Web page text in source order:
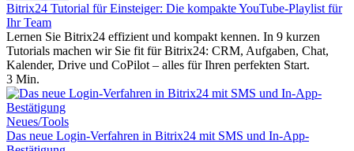
Bitrix24 Tutorial für Einsteiger: Die kompakte YouTube-Playlist für
Ihr Team
Lernen Sie Bitrix24 effizient und kompakt kennen. In 9 kurzen
Tutorials machen wir Sie fit für Bitrix24: CRM, Aufgaben, Chat,
Kalender, Drive und CoPilot – alles für Ihren perfekten Start.
3 Min.
Neues/Tools
Das neue Login-Verfahren in Bitrix24 mit SMS und In-App-